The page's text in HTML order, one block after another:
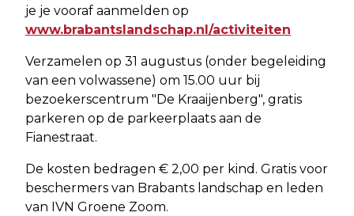
je je vooraf aanmelden op
www.brabantslandschap.nl/activiteiten
Verzamelen op 31 augustus (onder begeleiding
van een volwassene) om 15.00 uur bij
bezoekerscentrum "De Kraaijenberg", gratis
parkeren op de parkeerplaats aan de
Fianestraat.
De kosten bedragen € 2,00 per kind. Gratis voor
beschermers van Brabants landschap en leden
van IVN Groene Zoom.